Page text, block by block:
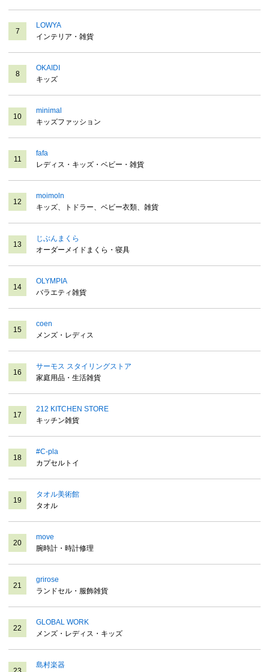
7
LOWYA
インテリア・雑貨
8
OKAIDI
キッズ
10
minimal
キッズファッション
11
fafa
レディス・キッズ・ベビー・雑貨
12
moimoln
キッズ、トドラー、ベビー衣類、雑貨
13
じぶんまくら
オーダーメイドまくら・寝具
14
OLYMPIA
バラエティ雑貨
15
coen
メンズ・レディス
16
サーモス スタイリングストア
家庭用品・生活雑貨
17
212 KITCHEN STORE
キッチン雑貨
18
#C-pla
カプセルトイ
19
タオル美術館
タオル
20
move
腕時計・時計修理
21
grirose
ランドセル・服飾雑貨
22
GLOBAL WORK
メンズ・レディス・キッズ
島村楽器